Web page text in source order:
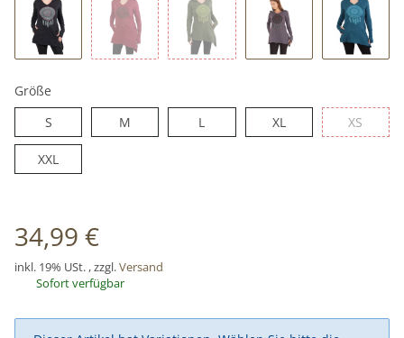
Größe
SS M L XL XS
XXL
34,99 €
inkl. 19% USt. , zzgl.Versand
Sofort verfügbar